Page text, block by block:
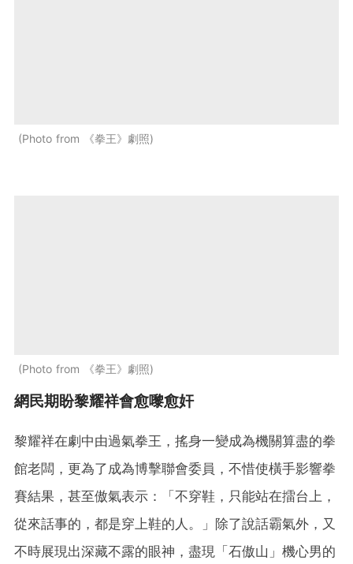
Photo from 《拳王》劇照
Photo from 《拳王》劇照
網民期盼黎耀祥會愈嚟愈奸
黎耀祥在劇中由過氣拳王，搖身一變成為機關算盡的拳
館老闆，更為了成為博擊聯會委員，不惜使橫手影響拳
賽結果，甚至傲氣表示：「不穿鞋，只能站在擂台上，
從來話事的，都是穿上鞋的人。」除了說話霸氣外，又
不時展現出深藏不露的眼神，盡現「石傲山」機心男的